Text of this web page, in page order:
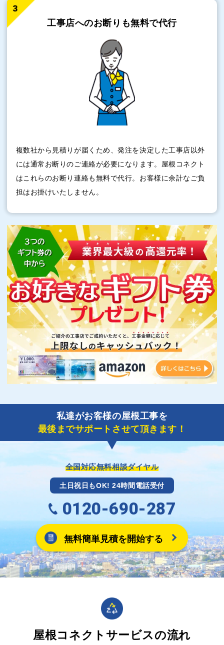
工事店へのお断りも無料で代行
複数社から見積りが届くため、発注を決定した工事店以外
には通常お断りのご連絡が必要になります。屋根コネクト
はこれらのお断り連絡も無料で代行。お客様に余計なご負
担はお掛けいたしません。
私達がお客様の屋根工事を
最後までサポートさせて頂きます！
全国対応無料相談ダイヤル
土日祝日もOK! 24時間電話受付
0120-690-287
無料簡単見積を開始する
屋根コネクトサービスの流れ